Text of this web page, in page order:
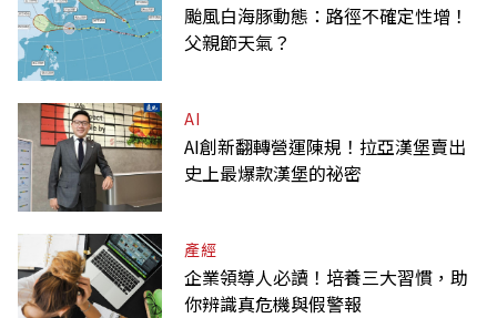
颱風白海豚動態：路徑不確定性增！
父親節天氣？
AI
AI創新翻轉營運陳規！拉亞漢堡賣出
史上最爆款漢堡的祕密
產經
企業領導人必讀！培養三大習慣，助
你辨識真危機與假警報